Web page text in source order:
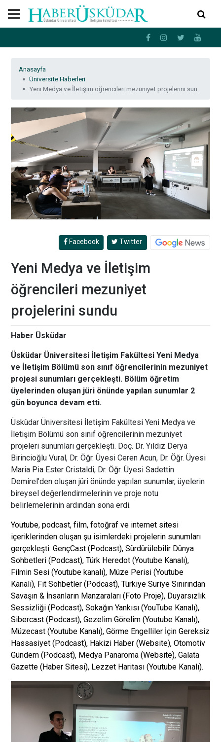
Anasayfa
Üniversite Haberleri
Yeni Medya ve İletişim öğrencileri mezuniyet projelerini sundu
Facebook Twitter
Yeni Medya ve İletişim
öğrencileri mezuniyet
projelerini sundu
Haber Üsküdar
Üsküdar Üniversitesi İletişim Fakültesi Yeni Medya
ve İletişim Bölümü son sınıf öğrencilerinin mezuniyet
projesi sunumları gerçekleşti. Bölüm öğretim
üyelerinden oluşan jüri önünde yapılan sunumlar 2
gün boyunca devam etti.
Üsküdar Üniversitesi İletişim Fakültesi Yeni Medya ve
İletişim Bölümü son sınıf öğrencilerinin mezuniyet
projeleri sunumları gerçekleşti. Doç. Dr. Yıldız Derya
Birincioğlu Vural, Dr. Öğr. Üyesi Ceren Acun, Dr. Öğr. Üyesi
Maria Pia Ester Cristaldi, Dr. Öğr. Üyesi Sadettin
Demirel’den oluşan jüri önünde yapılan sunumlar, üyelerin
bireysel değerlendirmelerinin ve proje notu
belirlemelerinin ardından sona erdi.
Youtube, podcast, film, fotoğraf ve internet sitesi
içeriklerinden oluşan şu isimlerdeki projelerin sunumları
gerçekleşti:GençCast (Podcast), Sürdürülebilir Dünya
Sohbetleri (Podcast), Türk Heredot (Youtube Kanalı),
Filmin Sesi (Youtube kanalı), Müze Perisi (Youtube
Kanalı), Fit Sohbetler (Podcast), Türkiye Suriye Sınırından
Savaşın & İnsanların Manzaraları (Foto Proje), Duyarsızlık
Sessizliği (Podcast), Sokağın Yankısı (YouTube Kanalı),
Sibercast (Podcast), Gezelim Görelim (Youtube Kanalı),
Müzecast (Youtube Kanalı), Görme Engelliler İçin Gereksiz
Hassasiyet (Podcast), Hakizi Haber (Website), Otomotiv
Gündem (Podcast), Medya Panaroma (Website), Galata
Gazette (Haber Sitesi), Lezzet Haritası (Youtube Kanalı).